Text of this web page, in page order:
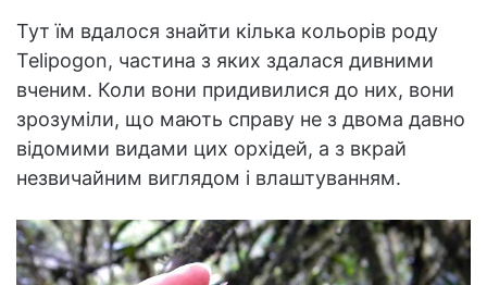
Тут їм вдалося знайти кілька кольорів роду
Telipogon, частина з яких здалася дивними
вченим. Коли вони придивилися до них, вони
зрозуміли, що мають справу не з двома давно
відомими видами цих орхідей, а з вкрай
незвичайним виглядом і влаштуванням.